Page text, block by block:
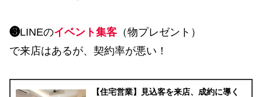
❸LINEのイベント集客 （物プレゼント）
で来店はあるが、契約率が悪い！
【住宅営業】見込客を来店、成約に導く